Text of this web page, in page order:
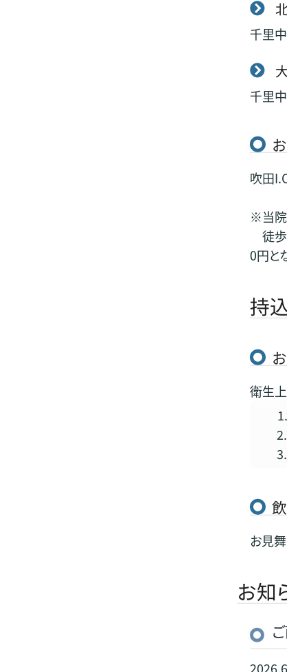
千里
千里
吹田
※当院
徒歩
0円と
持
衛生
お見
お知